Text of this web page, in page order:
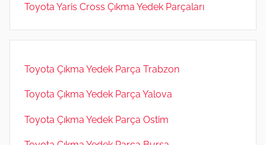
Toyota Yaris Cross Çıkma Yedek Parçaları
Toyota Çıkma Yedek Parça Trabzon
Toyota Çıkma Yedek Parça Yalova
Toyota Çıkma Yedek Parça Ostim